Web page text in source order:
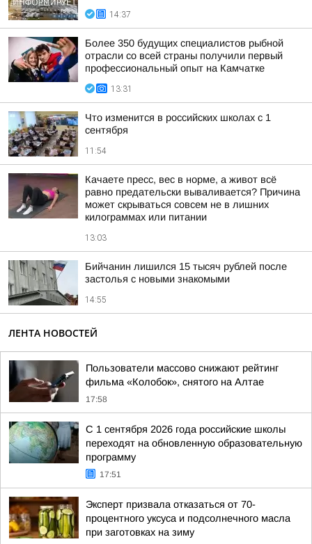
14:37
Более 350 будущих специалистов рыбной
отрасли со всей страны получили первый
профессиональный опыт на Камчатке
13:31
Что изменится в российских школах с 1
сентября
11:54
Качаете пресс, вес в норме, а живот всё
равно предательски вываливается? Причина
может скрываться совсем не в лишних
килограммах или питании
13:03
Бийчанин лишился 15 тысяч рублей после
застолья с новыми знакомыми
14:55
ЛЕНТА НОВОСТЕЙ
Пользователи массово снижают рейтинг
фильма «Колобок», снятого на Алтае
17:58
С 1 сентября 2026 года российские школы
переходят на обновленную образовательную
программу
17:51
Эксперт призвала отказаться от 70-
процентного уксуса и подсолнечного масла
при заготовках на зиму